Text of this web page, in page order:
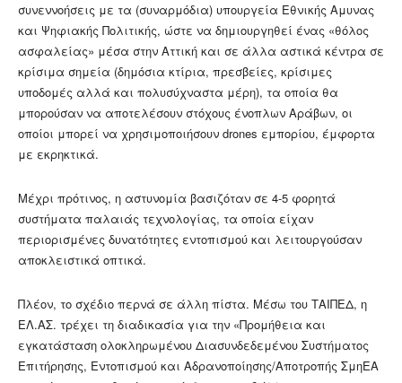
συνεννοήσεις με τα (συναρμόδια) υπουργεία Εθνικής Αμυνας
και Ψηφιακής Πολιτικής, ώστε να δημιουργηθεί ένας «θόλος
ασφαλείας» μέσα στην Αττική και σε άλλα αστικά κέντρα σε
κρίσιμα σημεία (δημόσια κτίρια, πρεσβείες, κρίσιμες
υποδομές αλλά και πολυσύχναστα μέρη), τα οποία θα
μπορούσαν να αποτελέσουν στόχους ένοπλων Αράβων, οι
οποίοι μπορεί να χρησιμοποιήσουν drones εμπορίου, έμφορτα
με εκρηκτικά.
Μέχρι πρότινος, η αστυνομία βασιζόταν σε 4-5 φορητά
συστήματα παλαιάς τεχνολογίας, τα οποία είχαν
περιορισμένες δυνατότητες εντοπισμού και λειτουργούσαν
αποκλειστικά οπτικά.
Πλέον, το σχέδιο περνά σε άλλη πίστα. Μέσω του ΤΑΙΠΕΔ, η
ΕΛ.ΑΣ. τρέχει τη διαδικασία για την «Προμήθεια και
εγκατάσταση ολοκληρωμένου Διασυνδεδεμένου Συστήματος
Επιτήρησης, Εντοπισμού και Αδρανοποίησης/Αποτροπής ΣμηΕΑ